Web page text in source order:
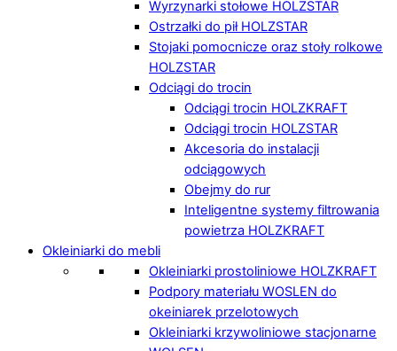
Wyrzynarki stołowe HOLZSTAR
Ostrzałki do pił HOLZSTAR
Stojaki pomocnicze oraz stoły rolkowe
HOLZSTAR
Odciągi do trocin
Odciągi trocin HOLZKRAFT
Odciągi trocin HOLZSTAR
Akcesoria do instalacji
odciągowych
Obejmy do rur
Inteligentne systemy filtrowania
powietrza HOLZKRAFT
Okleiniarki do mebli
Okleiniarki prostoliniowe HOLZKRAFT
Podpory materiału WOSLEN do
okeiniarek przelotowych
Okleiniarki krzywoliniowe stacjonarne